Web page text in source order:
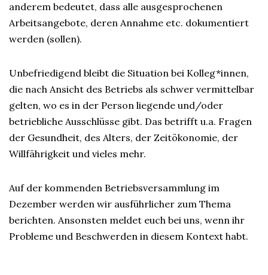
anderem bedeutet, dass alle ausgesprochenen
Arbeitsangebote, deren Annahme etc. dokumentiert
werden (sollen).
Unbefriedigend bleibt die Situation bei Kolleg*innen,
die nach Ansicht des Betriebs als schwer vermittelbar
gelten, wo es in der Person liegende und/oder
betriebliche Ausschlüsse gibt. Das betrifft u.a. Fragen
der Gesundheit, des Alters, der Zeitökonomie, der
Willfährigkeit und vieles mehr.
Auf der kommenden Betriebsversammlung im
Dezember werden wir ausführlicher zum Thema
berichten. Ansonsten meldet euch bei uns, wenn ihr
Probleme und Beschwerden in diesem Kontext habt.